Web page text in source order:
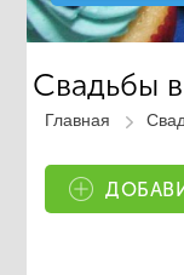
Свадьбы
Главная